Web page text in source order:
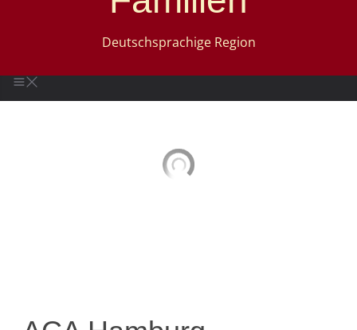
Deutschsprachige Region